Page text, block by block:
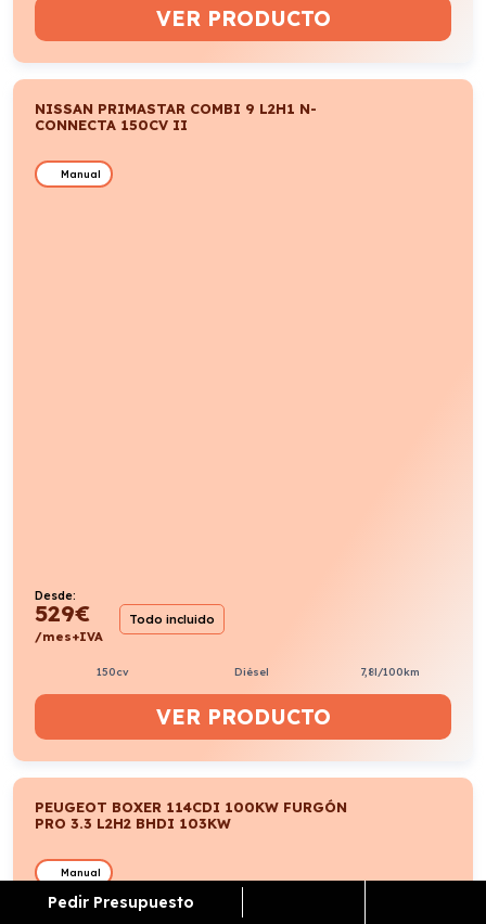
VER PRODUCTO
NISSAN PRIMASTAR COMBI 9 L2H1 N-
CONNECTA 150CV II
Manual
Desde:
529€
/mes+IVA
Todo incluido
150cv Diésel 7,8l/100km
VER PRODUCTO
PEUGEOT BOXER 114CDI 100KW FURGÓN
PRO 3.3 L2H2 BHDI 103KW
Manual
Pedir Presupuesto